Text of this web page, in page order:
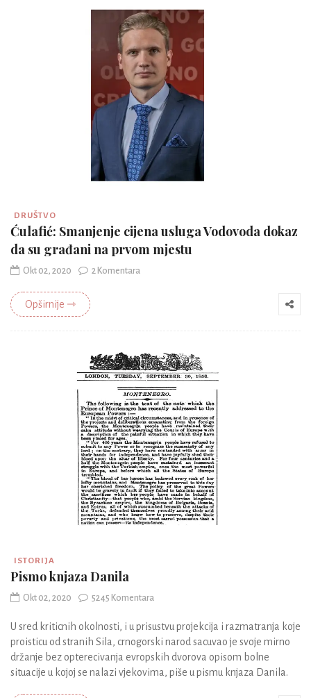
DRUŠTVO
Ćulafić: Smanjenje cijena usluga Vodovoda dokaz
da su građani na prvom mjestu
Okt 02, 2020 2 Komentara
Opširnije ⇾
ISTORIJA
Pismo knjaza Danila
Okt 02, 2020 5245 Komentara
U sred kriticnih okolnosti, i u prisustvu projekcija i razmatranja koje
proisticu od stranih Sila, crnogorski narod sacuvao je svoje mirno
držanje bez opterecivanja evropskih dvorova opisom bolne
situacije u kojoj se nalazi vjekovima, piše u pismu knjaza Danila.